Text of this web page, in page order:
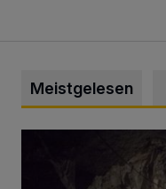
Meistgelesen